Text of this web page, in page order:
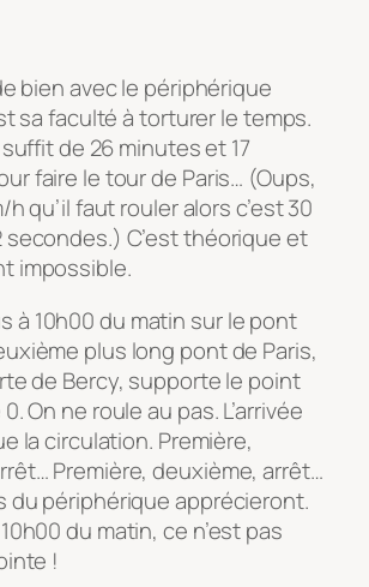
bien avec le périphérique
sa faculté à torturer le temps.
de 26 minutes et 17
faire le tour de Paris… (Oups,
h qu’il faut rouler alors c’est 30
C’est théorique et
impossible.
à 10h00 du matin sur le pont
plus long pont de Paris,
de Bercy, supporte le point
On ne roule au pas. L’arrivée
la circulation. Première,
Première, deuxième, arrêt…
du périphérique apprécieront.
du matin, ce n’est pas
!